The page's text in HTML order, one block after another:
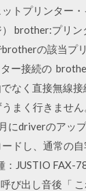
トプリンター
brother:プリン
の該当プ
ー接続の
なく直接無線
まく行きませ
にdriverのアッ
ドし、通常の
：JUSTIO FAX-
び出し音後「